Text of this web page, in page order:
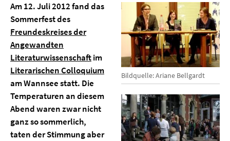
Bildquelle: Ariane Bellgardt
Am 12. Juli 2012 fand das
Sommerfest des
Freundeskreises der
Angewandten
Literaturwissenschaftim
Literarischen Colloquium
am Wannsee statt. Die
Temperaturen an diesem
Abend waren zwar nicht
ganz so sommerlich,
taten der Stimmung aber